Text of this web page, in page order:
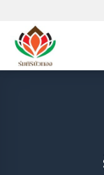
content